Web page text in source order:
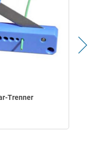
Trenner